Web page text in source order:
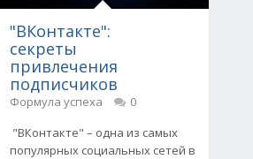
"ВКонтакте":
секреты
привлечения
подписчиков
Формула успеха
0
"ВКонтакте" – одна из самых
популярных социальных сетей в